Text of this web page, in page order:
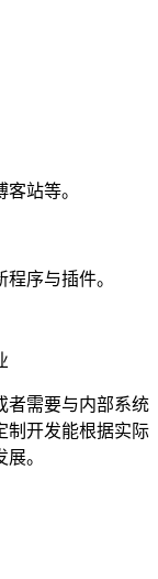
站等。
序与插件。
者需要与内部系统
制开发能根据实际
。